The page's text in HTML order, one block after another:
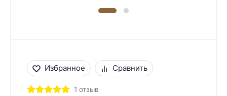
Избранное Сравнить
1 отзыв